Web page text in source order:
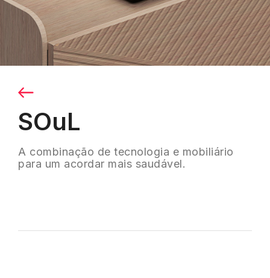
SOuL
A combinação de tecnologia e mobiliário
para um acordar mais saudável.